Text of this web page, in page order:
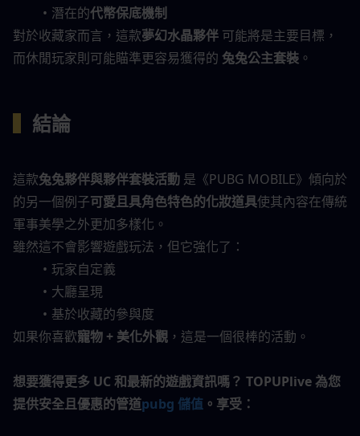
潛在的代幣保底機制
對於收藏家而言，這款夢幻水晶夥伴 可能將是主要目標，
而休閒玩家則可能瞄準更容易獲得的 兔兔公主套裝 。
結論
這款兔兔夥伴與夥伴套裝活動 是《PUBG MOBILE》傾向於
的另一個例子可愛且具角色特色的化妝道具使其內容在傳統
軍事美學之外更加多樣化。
雖然這不會影響遊戲玩法，但它強化了：
玩家自定義
大廳呈現
基於收藏的參與度
如果你喜歡寵物 + 美化外觀 ，這是一個很棒的活動。
想要獲得更多 UC 和最新的遊戲資訊嗎？ TOPUPlive 為您
提供安全且優惠的管道pubg 儲值 。享受：